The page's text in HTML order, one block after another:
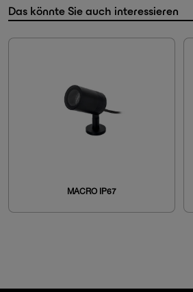
Das könnte Sie auch interessieren
MACRO IP67